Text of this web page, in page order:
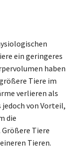
ein geringeres
haben
Tiere im
verlieren als
von Vorteil,
die
Tiere
Tieren.